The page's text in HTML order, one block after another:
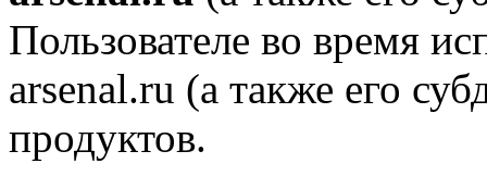
Пользователе во время
arsenal.ru (а также его
продуктов.